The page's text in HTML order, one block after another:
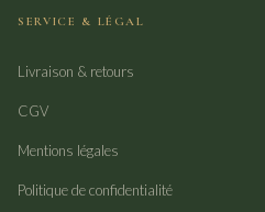
SERVICE & LÉGAL
Livraison & retours
CGV
Mentions légales
Politique de confidentialité